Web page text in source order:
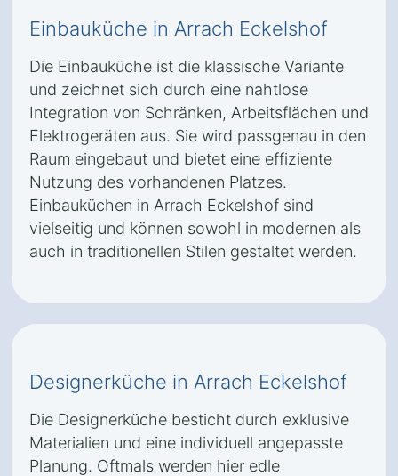
Einbauküche in Arrach Eckelshof
Die Einbauküche ist die klassische Variante
und zeichnet sich durch eine nahtlose
Integration von Schränken, Arbeitsflächen und
Elektrogeräten aus. Sie wird passgenau in den
Raum eingebaut und bietet eine effiziente
Nutzung des vorhandenen Platzes.
Einbauküchen in Arrach Eckelshof sind
vielseitig und können sowohl in modernen als
auch in traditionellen Stilen gestaltet werden.
Designerküche in Arrach Eckelshof
Die Designerküche besticht durch exklusive
Materialien und eine individuell angepasste
Planung. Oftmals werden hier edle